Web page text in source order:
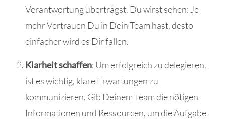
Verantwortung überträgst. Du wirst sehen: Je
mehr Vertrauen Du in Dein Team hast, desto
einfacher wird es Dir fallen.
Klarheit schaffen: Um erfolgreich zu delegieren,
ist es wichtig, klare Erwartungen zu
kommunizieren. Gib Deinem Team die nötigen
Informationen und Ressourcen, um die Aufgabe